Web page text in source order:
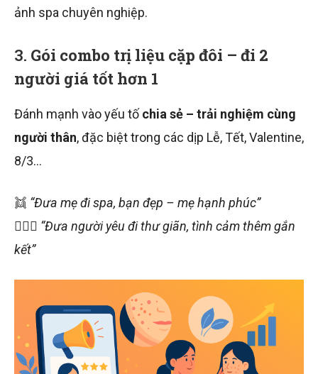
ảnh spa chuyên nghiệp.
3. Gói combo trị liệu cặp đôi – đi 2
người giá tốt hơn 1
Đánh mạnh vào yếu tốchia sẻ – trải nghiệm cùng
người thân, đặc biệt trong các dịp Lễ, Tết, Valentine,
8/3…
👯 “Đưa mẹ đi spa, bạn đẹp – mẹ hạnh phúc”
👩‍❤️‍👩 “Đưa người yêu đi thư giãn, tình cảm thêm gắn
kết”